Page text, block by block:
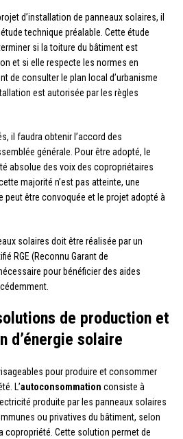
d’installation de panneaux solaires, il
technique préalable. Cette étude
si la toiture du bâtiment est
et si elle respecte les normes en
de consulter le plan local d’urbanisme
est autorisée par les règles
il faudra obtenir l’accord des
générale. Pour être adopté, le
absolue des voix des copropriétaires
majorité n’est pas atteinte, une
peut être convoquée et le projet adopté à
solaires doit être réalisée par un
RGE (Reconnu Garant de
pour bénéficier des aides
de production et
d’énergie solaire
pour produire et consommer
L’autoconsommation consiste à
produite par les panneaux solaires
ou privatives du bâtiment, selon
copropriété. Cette solution permet de